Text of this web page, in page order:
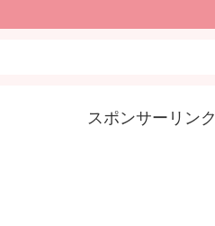
スポンサーリンク